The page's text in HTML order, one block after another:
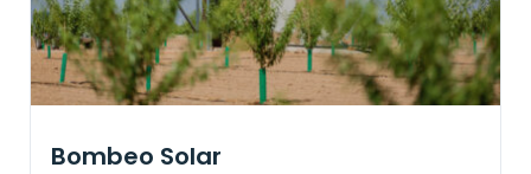
Bombeo Solar